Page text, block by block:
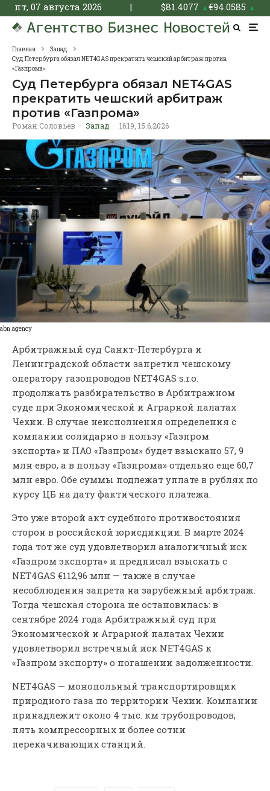
пт, 07 августа 2026 | $81.4077 ▲€94.0585 ▲
Главная
Запад
Суд Петербурга обязал NET4GAS прекратить чешский арбитраж против
«Газпрома»
Суд Петербурга обязал NET4GAS
прекратить чешский арбитраж
против «Газпрома»
Роман Соловьев · Запад · 16:19, 15.6.2026
abn.agency
Арбитражный суд Санкт-Петербурга и
Ленинградской области запретил чешскому
оператору газопроводов NET4GAS s.r.o.
продолжать разбирательство в Арбитражном
суде при Экономической и Аграрной палатах
Чехии. В случае неисполнения определения с
компании солидарно в пользу «Газпром
экспорта» и ПАО «Газпром» будет взыскано 57, 9
млн евро, а в пользу «Газпрома» отдельно еще 60,7
млн евро. Обе суммы подлежат уплате в рублях по
курсу ЦБ на дату фактического платежа.
Это уже второй акт судебного противостояния
сторон в российской юрисдикции. В марте 2024
года тот же суд удовлетворил аналогичный иск
«Газпром экспорта» и предписал взыскать с
NET4GAS €112,96 млн — также в случае
несоблюдения запрета на зарубежный арбитраж.
Тогда чешская сторона не остановилась: в
сентябре 2024 года Арбитражный суд при
Экономической и Аграрной палатах Чехии
удовлетворил встречный иск NET4GAS к
«Газпром экспорту» о погашении задолженности.
NET4GAS — монопольный транспортировщик
природного газа по территории Чехии. Компании
принадлежит около 4 тыс. км трубопроводов,
пять компрессорных и более сотни
перекачивающих станций.